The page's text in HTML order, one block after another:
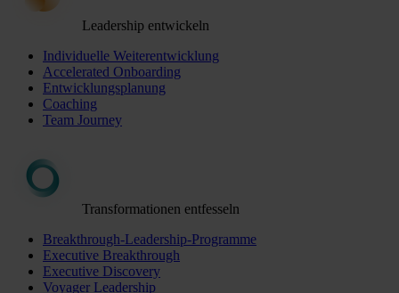
Leadership entwickeln
Individuelle Weiterentwicklung
Accelerated Onboarding
Entwicklungsplanung
Coaching
Team Journey
Transformationen entfesseln
Breakthrough-Leadership-Programme
Executive Breakthrough
Executive Discovery
Voyager Leadership